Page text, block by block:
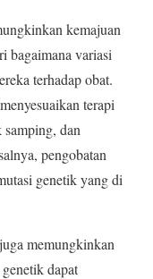
kemajuan
bagaimana variasi
terhadap obat.
terapi
dan
pengobatan
genetik yang di
memungkinkan
dapat